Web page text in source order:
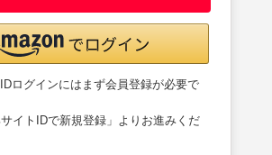
ログインにはまず会員登録が必要で
イトIDで新規登録」よりお進みくだ